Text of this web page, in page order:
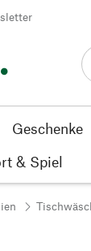
Geschenke
& Spiel